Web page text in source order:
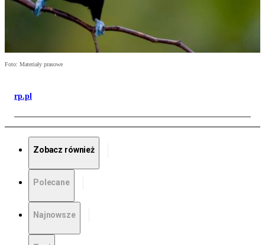
Foto: Materiały prasowe
rp.pl
Zobacz również
Polecane
Najnowsze